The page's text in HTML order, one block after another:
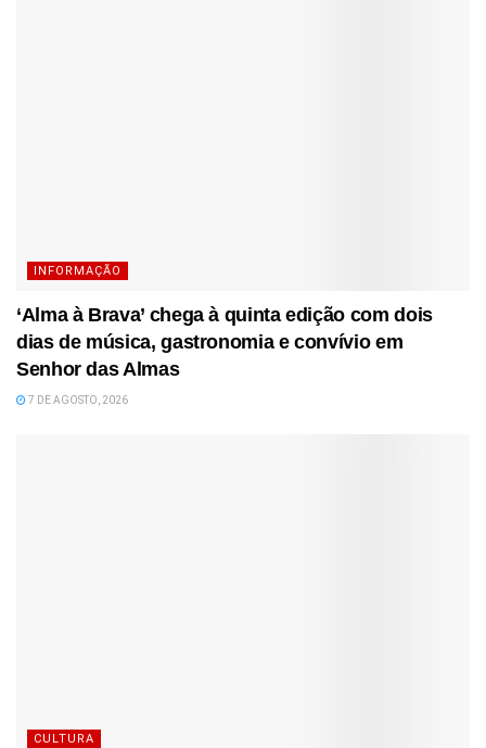
INFORMAÇÃO
‘Alma à Brava’ chega à quinta edição com dois
dias de música, gastronomia e convívio em
Senhor das Almas
7 DE AGOSTO, 2026
CULTURA